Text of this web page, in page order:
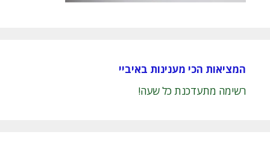
המציאות הכי מענינות באיביי
רשימה מתעדכנת כל שעה!